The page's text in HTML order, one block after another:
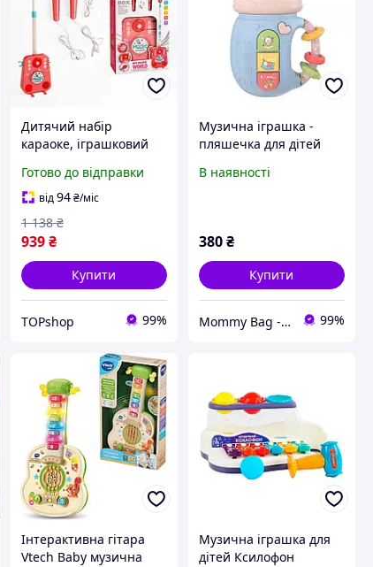
Дитячий набір
караоке, іграшковий
іграшка для дітей,
іграшкові мікрофони,
караоке для дітей
Готово до відправки
від94 ₴/міс
939 ₴
1 138 ₴
Купити
TOPshop 99%
Музична іграшка -
пляшечка для дітей
розвиваюча +
В наявності
380₴
Купити
Mommy Bag - Інтернет-магазин наборів у пологовий 99%
Інтерактивна гітара
Vtech Baby музична
Музична іграшка для
дітей Ксилофон